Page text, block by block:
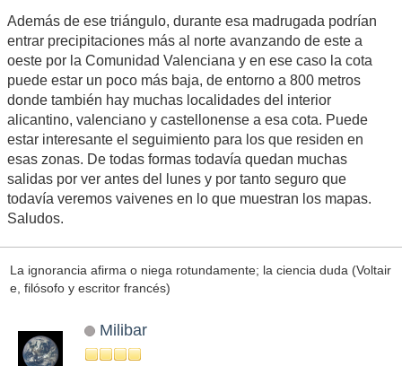
Además de ese triángulo, durante esa madrugada podrían
entrar precipitaciones más al norte avanzando de este a
oeste por la Comunidad Valenciana y en ese caso la cota
puede estar un poco más baja, de entorno a 800 metros
donde también hay muchas localidades del interior
alicantino, valenciano y castellonense a esa cota. Puede
estar interesante el seguimiento para los que residen en
esas zonas. De todas formas todavía quedan muchas
salidas por ver antes del lunes y por tanto seguro que
todavía veremos vaivenes en lo que muestran los mapas.
Saludos.
La ignorancia afirma o niega rotundamente; la ciencia duda (Voltair
e, filósofo y escritor francés)
Milibar